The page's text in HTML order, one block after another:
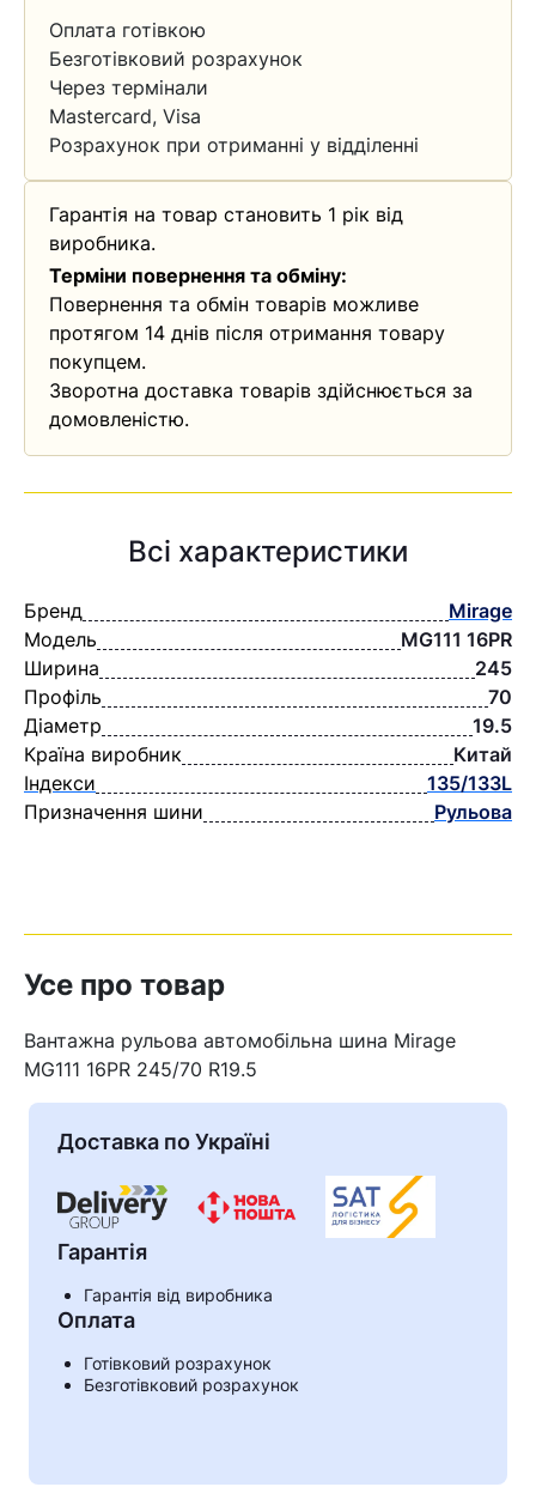
Кошик
Оплата готівкою
Безготівковий розрахунок
Через термінали
Mastercard, Visa
Розрахунок при отриманні у відділенні
Гарантія на товар становить 1 рік від
виробника.
Терміни повернення та обміну:
Повернення та обмін товарів можливе
протягом 14 днів після отримання товару
покупцем.
Зворотна доставка товарів здійснюється за
домовленістю.
Всі характеристики
Бренд
Mirage
Модель
MG111 16PR
Ширина
245
Профіль
70
Діаметр
19.5
Країна виробник
Китай
Індекси
135/133L
Призначення шини
Рульова
Усе про товар
Вантажна рульова автомобільна шина Mirage
MG111 16PR 245/70 R19.5
Доставка по Україні
Гарантія
Гарантія від виробника
Оплата
Готівковий розрахунок
Безготівковий розрахунок